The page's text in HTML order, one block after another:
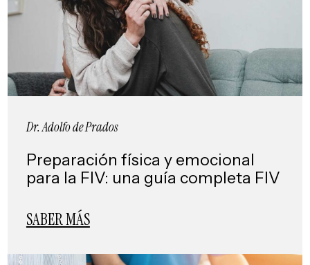
Dr. Adolfo de Prados
Preparación física y emocional
para la FIV: una guía completa FIV
SABER MÁS